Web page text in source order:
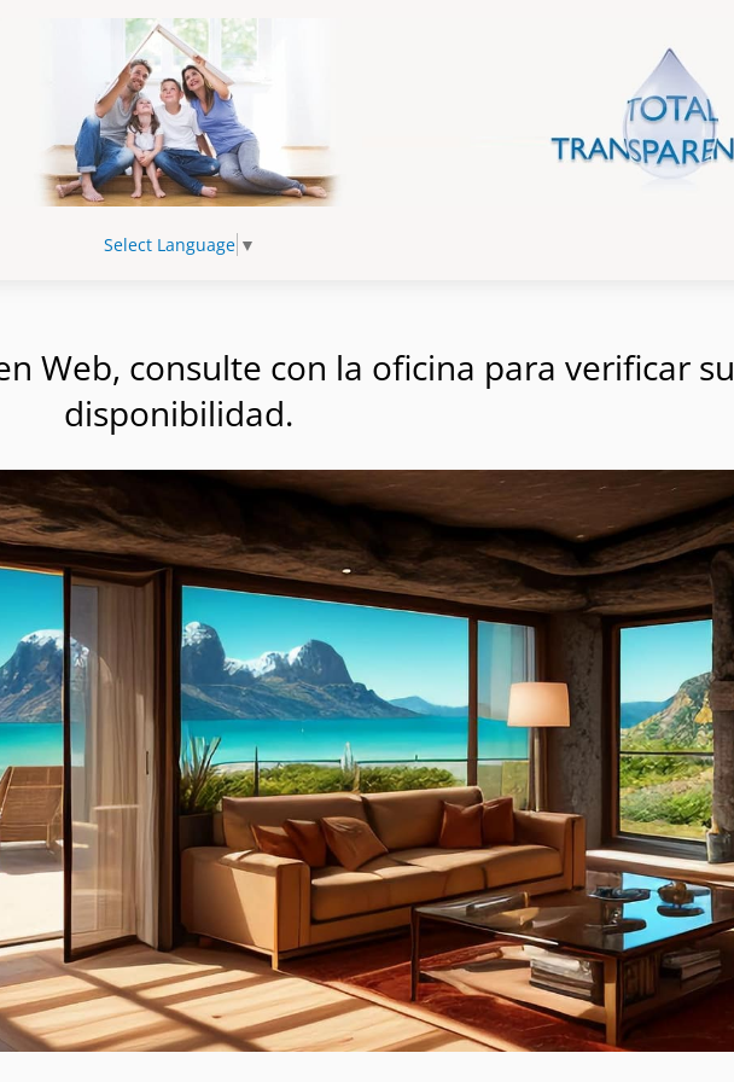
Select Language ▼
Web, consulte con la oficina para verificar su
disponibilidad.